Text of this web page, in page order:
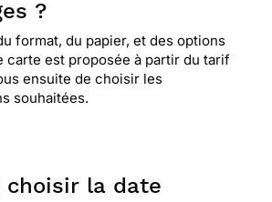
?
format, du papier, et des options
carte est proposée à partir du tarif
ensuite de choisir les
souhaitées.
choisir la date